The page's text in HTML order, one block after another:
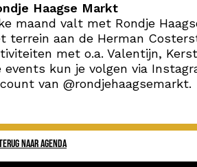
Haagse Markt
maand valt met Rondje
terrein aan de Herman
met o.a. Valentijn,
events kun je volgen via
van @rondjehaagsemarkt.
NAAR AGENDA